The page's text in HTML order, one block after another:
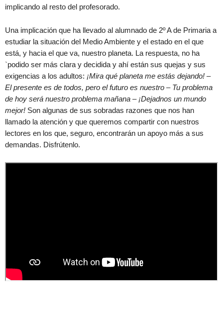
implicando al resto del profesorado.
Una implicación que ha llevado al alumnado de 2º A de Primaria a
estudiar la situación del Medio Ambiente y el estado en el que
está, y hacia el que va, nuestro planeta. La respuesta, no ha
`podido ser más clara y decidida y ahí están sus quejas y sus
exigencias a los adultos: ¡Mira qué planeta me estás dejando! –
El presente es de todos, pero el futuro es nuestro – Tu problema
de hoy será nuestro problema mañana – ¡Dejadnos un mundo
mejor! Son algunas de sus sobradas razones que nos han
llamado la atención y que queremos compartir con nuestros
lectores en los que, seguro, encontrarán un apoyo más a sus
demandas. Disfrútenlo.